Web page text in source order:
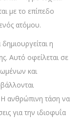
με το επίπεδο
ατόμου.
η
Αυτό οφείλεται σε
και
ανθρώπινη τάση να
για την ιδιοφυΐα